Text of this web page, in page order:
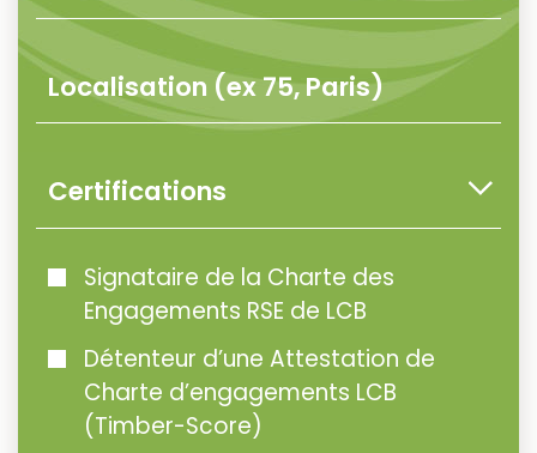
Certifications
Signataire de la Charte des
Engagements RSE de LCB
Détenteur d’une Attestation de
Charte d’engagements LCB
(Timber-Score)